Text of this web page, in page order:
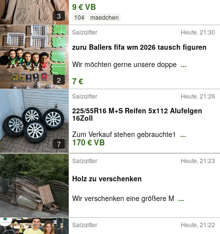
3
9 € VB
104 maedchen
2
Salzgitter Heute, 21:30
zuru Ballers fifa wm 2026 tausch figuren
Wir möchten gerne unsere doppe ...
7 €
7
Salzgitter Heute, 21:26
225/55R16 M+S Reifen 5x112 Alufelgen
16Zoll
Zum Verkauf stehen gebrauchte1 ...
170 € VB
Salzgitter Heute, 21:23
Holz zu verschenken
Wir verschenken eine größere M ...
Salzgitter Heute, 21:22